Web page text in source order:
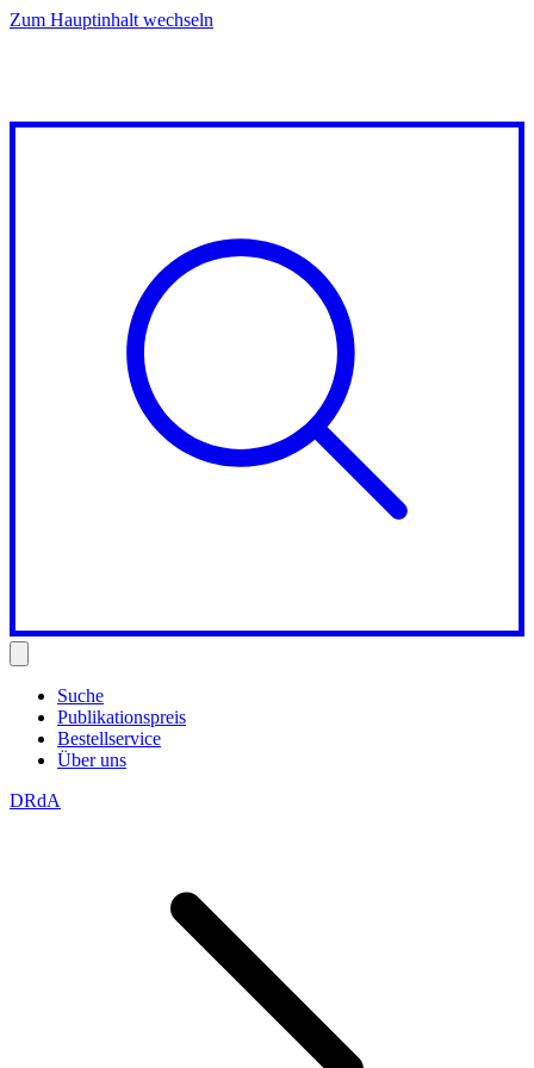
Zum Hauptinhalt wechseln
Suche
Publikationspreis
Bestellservice
Über uns
DRdA